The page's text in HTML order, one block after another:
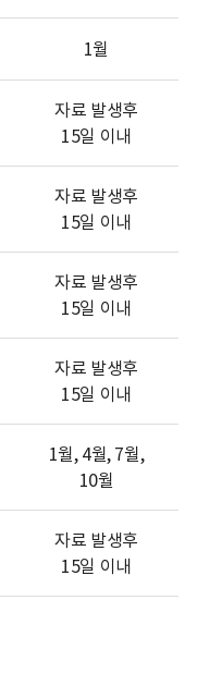
1월
자료 발생후
15일 이내
자료 발생후
15일 이내
자료 발생후
15일 이내
자료 발생후
15일 이내
1월, 4월, 7월,
10월
자료 발생후
15일 이내